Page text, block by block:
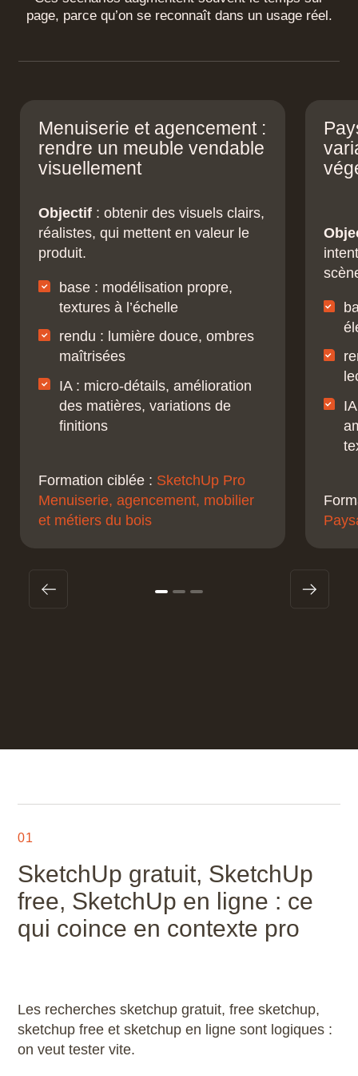
Rendu trop artificiel: sur-netteté, sur-
contraste, couleurs irréalistes
verrouiller dans notre programme dédié, pensé
pour transformer un rendu SketchUp correct en
visuel premium, sans casser la cohérence du
projetà découvrir ici
page, parce qu’on se reconnaît dans un usage réel.
Menuiserie et agencement :
rendre un meuble vendable
visuellement
Objectif: obtenir des visuels clairs,
réalistes, qui mettent en valeur le
produit.
base : modélisation propre,
textures à l’échelle
rendu : lumière douce, ombres
maîtrisées
IA : micro-détails, amélioration
des matières, variations de
finitions
Formation ciblée : SketchUp Pro
Menuiserie, agencement, mobilier
et métiers du bois
01
SketchUp gratuit, SketchUp
free, SketchUp en ligne : ce
qui coince en contexte pro
Les recherches sketchup gratuit, free sketchup,
sketchup free et sketchup en ligne sont logiques :
on veut tester vite.